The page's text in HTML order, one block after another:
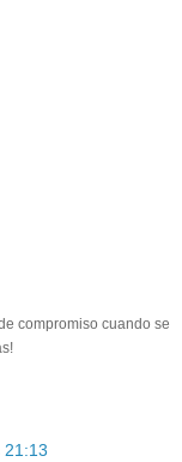
compromiso cuando se
21:13